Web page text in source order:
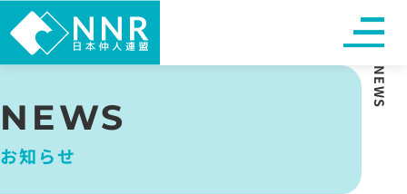
NEWS
お知らせ
NEWS